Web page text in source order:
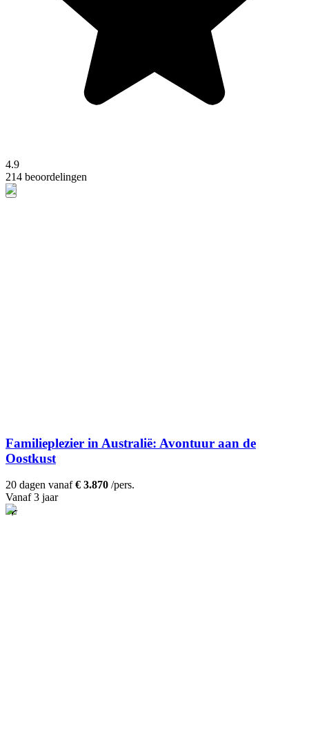
4.9
214 beoordelingen
Familieplezier in Australië: Avontuur aan de
Oostkust
20 dagen vanaf€ 3.870 /pers.
Vanaf 3 jaar